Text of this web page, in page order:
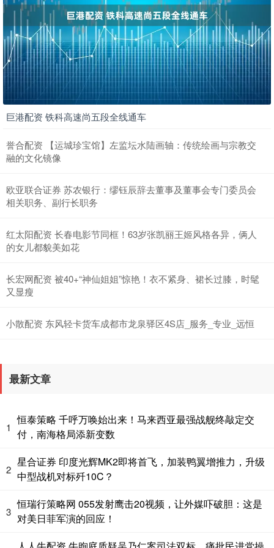
巨港配资 铁科高速尚五段全线通车
誉合配资 【运城珍宝馆】左监坛水陆画轴：传统绘画与宗教交
融的文化镜像
欧亚联合证券 苏农银行：缪钰辰辞去董事及董事会专门委员会
相关职务、副行长职务
红太阳配资 长春电影节同框！63岁张凯丽王姬风格各异，俩人
的女儿都貌美如花
长宏网配资 被40+“神仙姐姐”惊艳！衣不紧身、裙长过膝，时髦
又显瘦
小散配资 东风轻卡货车成都市龙泉驿区4S店_服务_专业_远恒
最新文章
1
恒泰策略 千呼万唤始出来！马来西亚最强战舰终敲定交
付，南海格局添新变数
2
星合证券 印度光辉MK2即将首飞，加装鸭翼增推力，升级
中型战机对标歼10C？
3
恒瑞行策略网 055发射鹰击20视频，让外媒吓破胆：这是
对美日菲军演的回应！